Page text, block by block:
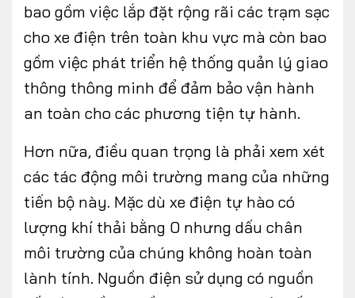
bao gồm việc lắp đặt rộng rãi các trạm sạc
cho xe điện trên toàn khu vực mà còn bao
gồm việc phát triển hệ thống quản lý giao
thông thông minh để đảm bảo vận hành
an toàn cho các phương tiện tự hành.
Hơn nữa, điều quan trọng là phải xem xét
các tác động môi trường mang của những
tiến bộ này. Mặc dù xe điện tự hào có
lượng khí thải bằng 0 nhưng dấu chân
môi trường của chúng không hoàn toàn
lành tính. Nguồn điện sử dụng có nguồn